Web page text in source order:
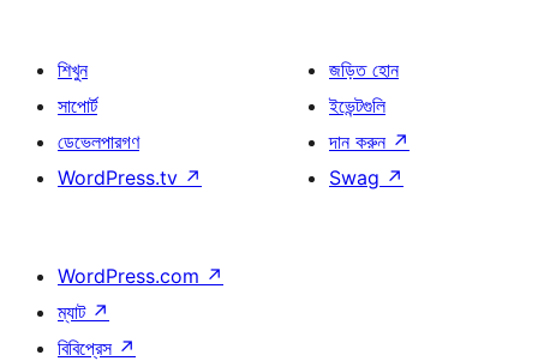
শিখুন
সাপোর্ট
ডেভেলপারগণ
WordPress.tv ↗
জড়িত হোন
ইভেন্টগুলি
দান করুন ↗
Swag ↗
WordPress.com ↗
ম্যাট ↗
বিবিপ্রেস ↗